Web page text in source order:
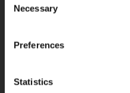
Necessary
Preferences
Statistics